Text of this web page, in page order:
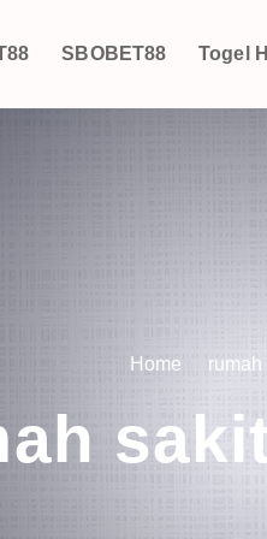
SBOBET88 Togel
Home